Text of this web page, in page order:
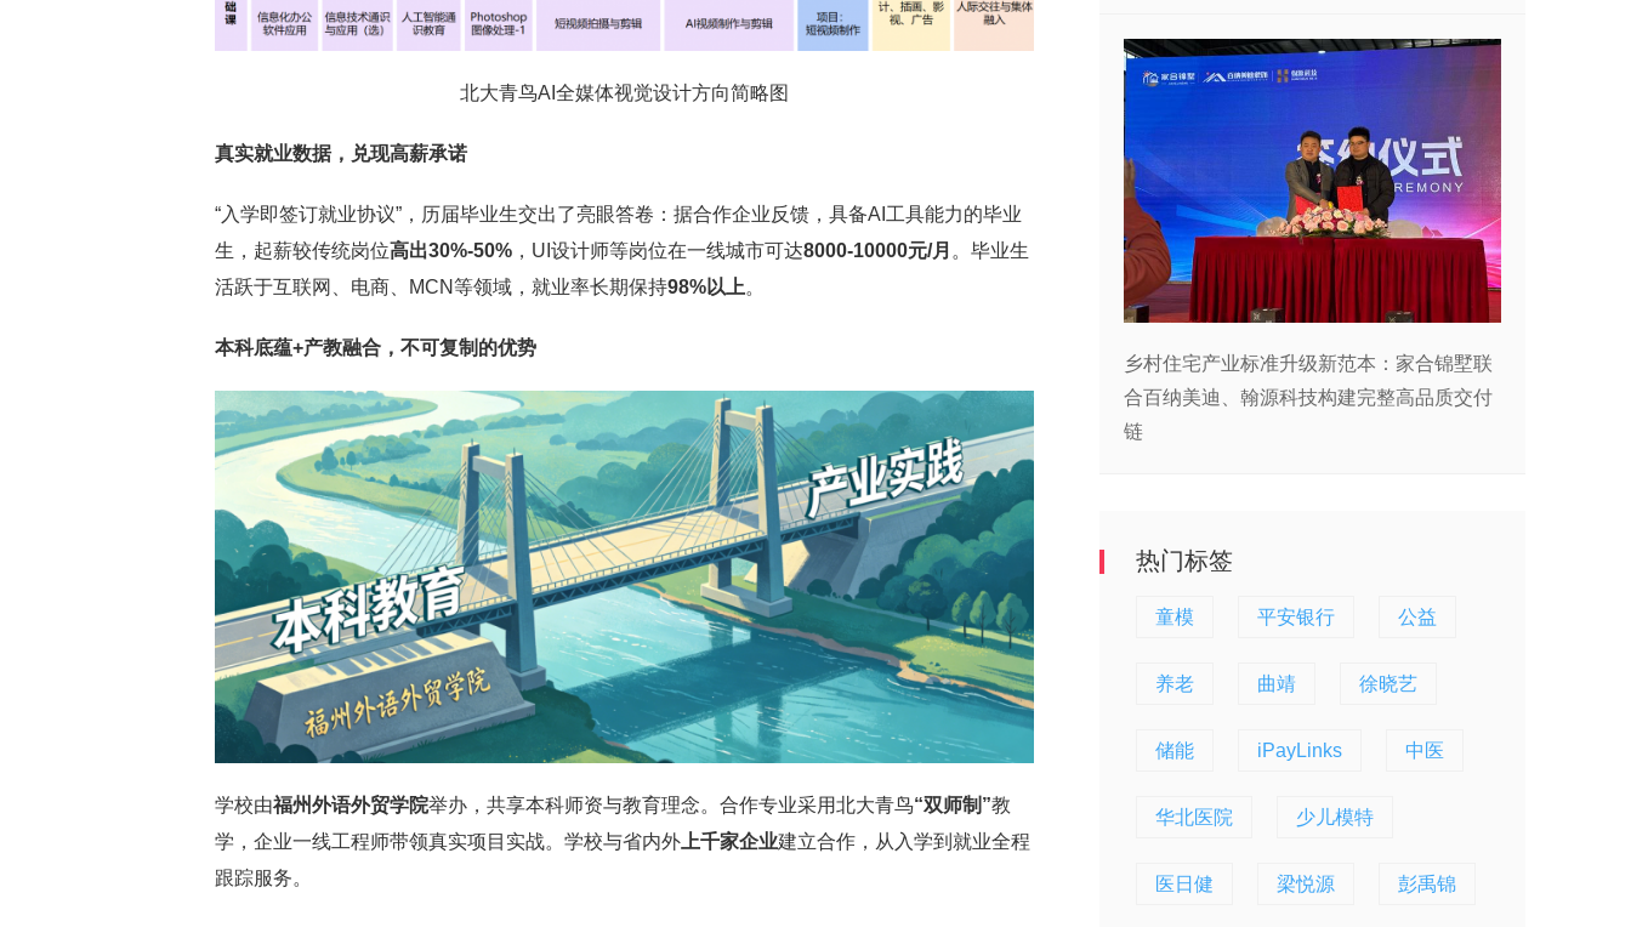
北大青鸟AI全媒体视觉设计方向简略图
真实就业数据，兑现高薪承诺
“入学即签订就业协议”，历届毕业生交出了亮眼答卷：据合作企业反馈，具备AI工具能力的毕业
生，起薪较传统岗位高出30%-50% ，UI设计师等岗位在一线城市可达8000-10000元/月 。毕业生
活跃于互联网、电商、MCN等领域，就业率长期保持98%以上。
本科底蕴+产教融合，不可复制的优势
学校由福州外语外贸学院举办，共享本科师资与教育理念。合作专业采用北大青鸟“双师制”教
学，企业一线工程师带领真实项目实战。学校与省内外 上千家企业建立合作，从入学到就业全程
跟踪服务。
乡村住宅产业标准升级新范本：家合锦墅联
合百纳美迪、翰源科技构建完整高品质交付
链
热门标签
童模 平安银行 公益
养老 曲靖 徐晓艺
储能 iPayLinks 中医
华北医院 少儿模特
医日健 梁悦源 彭禹锦